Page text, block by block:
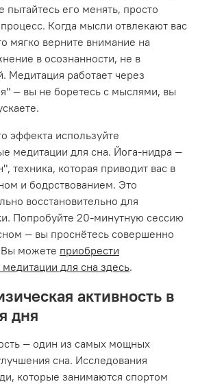
его менять, просто
Когда мысли отвлекают вас
мягко верните внимание на
в осознанности, не в
Медитация работает через
— вы не боретесь с мыслями, вы
эффекта используйте
медитации для сна. Йога-нидра —
техника, которая приводит вас в
и бодрствованием. Это
восстановительно для
Попробуйте 20-минутную сессию
— вы проснётесь совершенно
Вы можете приобрести
для сна здесь.
активность в
дня
— один из самых мощных
сна. Исследования
которые занимаются спортом